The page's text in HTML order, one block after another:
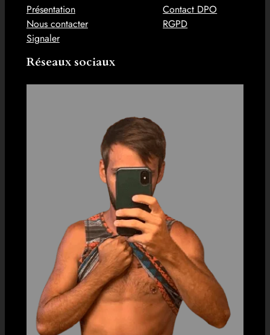
Présentation
Nous contacter
Signaler
Contact DPO
RGPD
Réseaux sociaux